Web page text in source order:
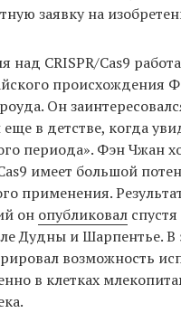
заявку на
над CRISPR/Cas9
происхождения
Он
в детстве, когда
периода». Фэн Чжан
имеет большой
применения.
он опубликовал
Дудны и Шарпентье. В
возможность
в клетках